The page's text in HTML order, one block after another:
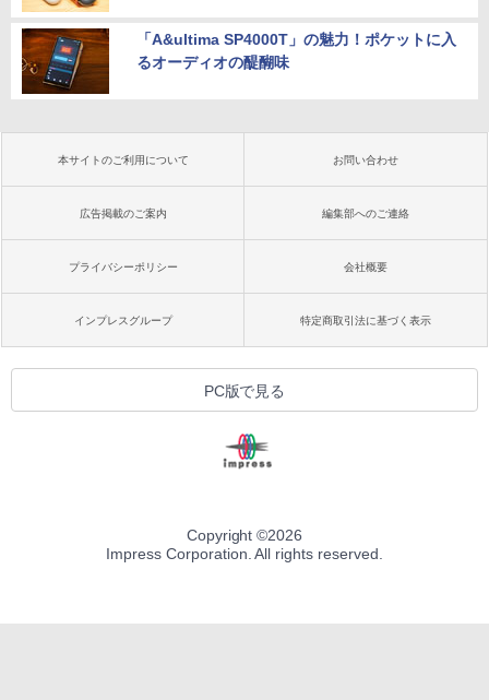
「A&ultima SP4000T」の魅力！ポケットに入
るオーディオの醍醐味
本サイトのご利用について お問い合わせ
広告掲載のご案内 編集部へのご連絡
プライバシーポリシー 会社概要
インプレスグループ 特定商取引法に基づく表示
PC版で見る
Copyright ©2026
Impress Corporation. All rights reserved.